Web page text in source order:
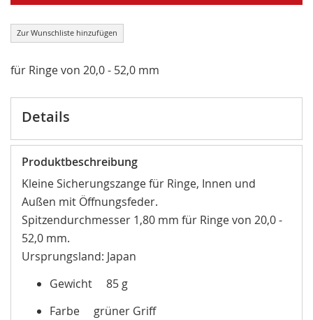
Zur Wunschliste hinzufügen
für Ringe von 20,0 - 52,0 mm
Details
Produktbeschreibung
Kleine Sicherungszange für Ringe, Innen und
Außen mit Öffnungsfeder.
Spitzendurchmesser 1,80 mm für Ringe von 20,0 -
52,0 mm.
Ursprungsland: Japan
Gewicht 85 g
Farbe grüner Griff